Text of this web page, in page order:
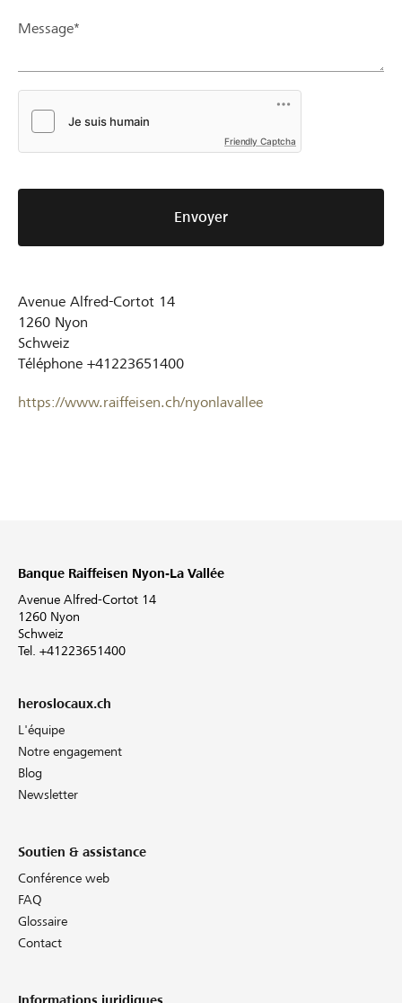
Message*
Friendly Captcha
Envoyer
Avenue Alfred-Cortot 14
1260 Nyon
Schweiz
Téléphone +41223651400
https://www.raiffeisen.ch/nyonlavallee
Banque Raiffeisen Nyon-La Vallée
Avenue Alfred-Cortot 14
1260 Nyon
Schweiz
Tel. +41223651400
heroslocaux.ch
L'équipe
Notre engagement
Blog
Newsletter
Soutien & assistance
Conférence web
FAQ
Glossaire
Contact
Informations juridiques